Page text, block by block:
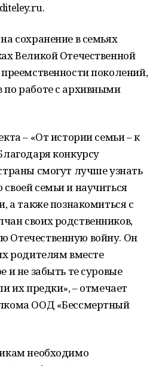
сохранение в семьях
Великой Отечественной
поколений,
работе с архивными
– «От истории семьи – к
конкурсу
смогут лучше узнать
семьи и научиться
а также познакомиться с
своих родственников,
Отечественную войну. Он
родителям вместе
и не забыть те суровые
их предки», – отмечает
ООД «Бессмертный
необходимо